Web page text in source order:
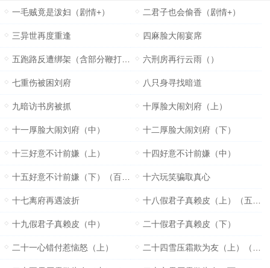
一毛贼竟是泼妇（剧情+） 二君子也会偷香（剧情+）
三异世再度重逢 四麻脸大闹宴席
五跑路反遭绑架（含部分鞭打情节） 六刑房再行云雨（）
七重伤被困刘府 八只身寻找暗道
九暗访书房被抓 十厚脸大闹刘府（上）
十一厚脸大闹刘府（中） 十二厚脸大闹刘府（下）
十三好意不计前嫌（上） 十四好意不计前嫌（中）
十五好意不计前嫌（下）（百珠加更） 十六玩笑骗取真心
十七离府再遇波折 十八假君子真赖皮（上）（五百收加更）
十九假君子真赖皮（中） 二十假君子真赖皮（下）
二十一心错付惹恼怒（上） 二十四雪压霜欺为友（上）（凌辱）100%不掺水